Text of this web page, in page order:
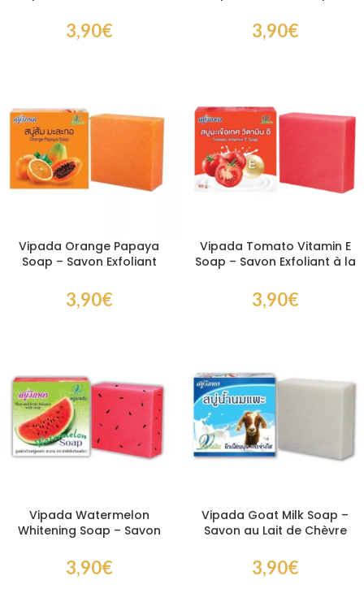
vitamine C et acide
hyaluronique
3,90€
Collagène Anti-Taches
3,90€
Vipada Orange Papaya
Soap – Savon Exfoliant
Peau Lumineuse
3,90€
Vipada Tomato Vitamin E
Soap – Savon Exfoliant à la
Peau Éclatante
3,90€
Vipada Watermelon
Whitening Soap – Savon
Peau Lumineuse
3,90€
Vipada Goat Milk Soap –
Savon au Lait de Chèvre
Douce et Nourrie
3,90€